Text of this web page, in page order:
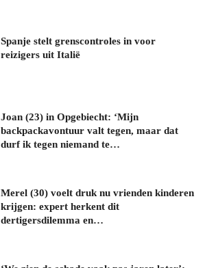
Spanje stelt grenscontroles in voor
reizigers uit Italië
Joan (23) in Opgebiecht: ‘Mijn
backpackavontuur valt tegen, maar dat
durf ik tegen niemand te…
Merel (30) voelt druk nu vrienden kinderen
krijgen: expert herkent dit
dertigersdilemma en…